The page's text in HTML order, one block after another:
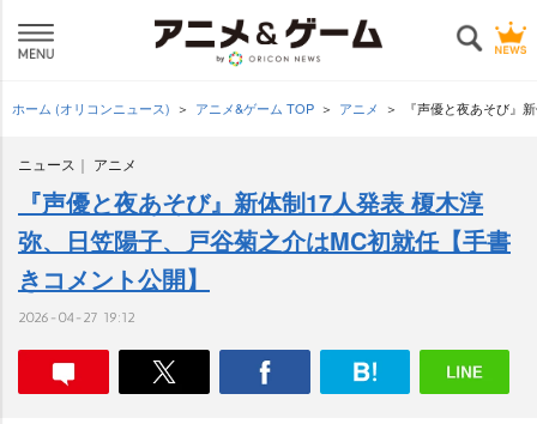
ホーム (オリコンニュース) アニメ&ゲーム TOP アニメ 『声優と夜あそび』
ニュース アニメ
『声優と夜あそび』新体制17人発表 榎木淳
弥、日笠陽子、戸谷菊之介はMC初就任【手書
きコメント公開】
2026-04-27 19:12